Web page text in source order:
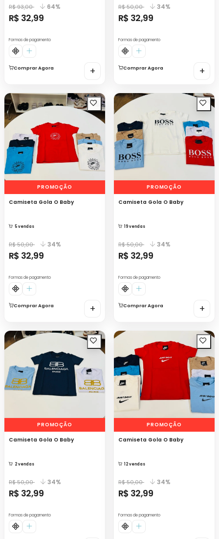
R$ 93,00 64%
R$ 32,99
Formas de pagamento
Comprar Agora +
R$ 50,00 34%
R$ 32,99
Formas de pagamento
Comprar Agora +
PROMOÇÃO
Camiseta Gola O Baby
5 vendas
R$ 50,00 34%
R$ 32,99
Formas de pagamento
Comprar Agora +
PROMOÇÃO
Camiseta Gola O Baby
19 vendas
R$ 50,00 34%
R$ 32,99
Formas de pagamento
Comprar Agora +
PROMOÇÃO
Camiseta Gola O Baby
2 vendas
R$ 50,00 34%
R$ 32,99
Formas de pagamento
PROMOÇÃO
Camiseta Gola O Baby
12 vendas
R$ 50,00 34%
R$ 32,99
Formas de pagamento